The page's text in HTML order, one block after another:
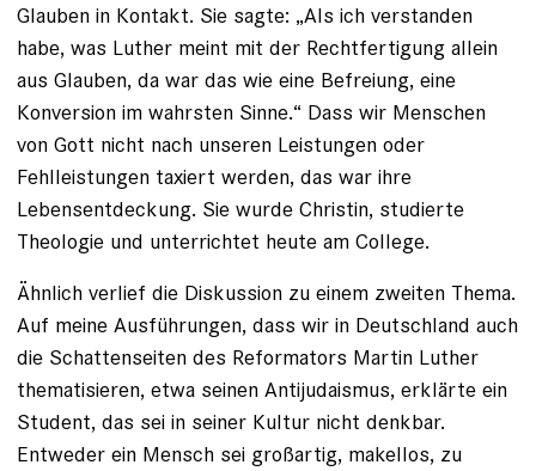
Glauben in Kontakt. Sie sagte: „Als ich verstanden
habe, was Luther meint mit der Rechtfertigung allein
aus Glauben, da war das wie eine Befreiung, eine
Konversion im wahrsten Sinne.“ Dass wir Menschen
von Gott nicht nach unseren Leistungen oder
Fehlleistungen taxiert werden, das war ihre
Lebensentdeckung. Sie wurde Christin, studierte
Theo­logie und unterrichtet heute am College.
Ähnlich verlief die Diskussion zu einem zweiten Thema.
Auf meine Ausführungen, dass wir in Deutschland auch
die Schattenseiten des Reformators Martin Luther
thematisieren, etwa seinen Antijudaismus, erklärte ein
Student, das sei in seiner Kultur nicht denkbar.
Entweder ein Mensch sei großartig, makellos, zu